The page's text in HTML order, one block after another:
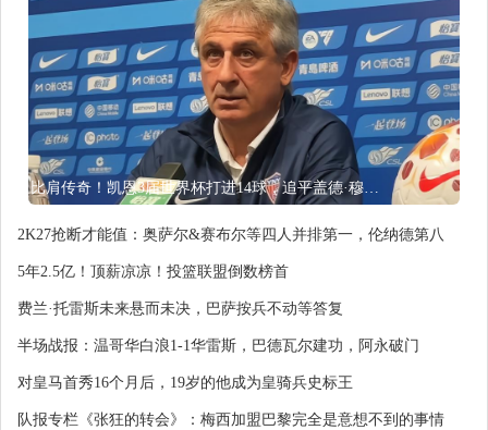
比肩传奇！凯恩3届世界杯打进14球，追平盖德·穆勒并排前史第5
2K27抢断才能值：奥萨尔&赛布尔等四人并排第一，伦纳德第八
5年2.5亿！顶薪凉凉！投篮联盟倒数榜首
费兰·托雷斯未来悬而未决，巴萨按兵不动等答复
半场战报：温哥华白浪1-1华雷斯，巴德瓦尔建功，阿永破门
对皇马首秀16个月后，19岁的他成为皇骑兵史标王
队报专栏《张狂的转会》：梅西加盟巴黎完全是意想不到的事情